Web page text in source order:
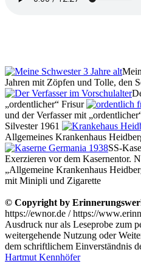
Jahren mit Zöpfen und Tolle, den
ordentlicher
Frisur
und der Verfasser mit
ordentlicher
Silvester 1961
Allgemeines Krankenhaus
SS-
Exerzieren vor dem Kasernentor.
Allgemeine Krankenhaus
mit Minipli und Zigarette
© Copyright by
https://ewnor.de / https://
Ausdruck nur als Leseprobe zum
weitergehende Nutzung oder
dem schriftlichem Einverständnis
Hartmut Kennhöfer